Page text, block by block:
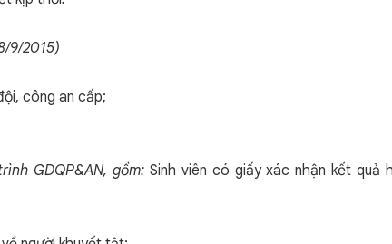
9/2015)
công an cấp;
GDQP&AN, gồm: Sinh viên có giấy xác nhận kết quả